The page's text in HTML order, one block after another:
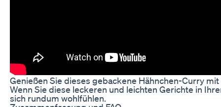
Genießen Sie dieses gebackene Hähnchen-Curry
Wenn Sie diese leckeren und leichten Gerichte in
sich rundum wohlfühlen.